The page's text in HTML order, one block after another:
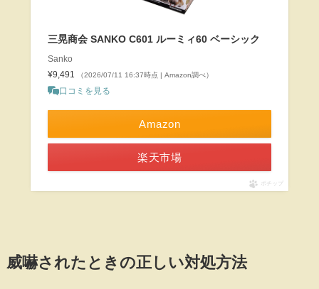
三晃商会 SANKO C601 ルーミィ60 ベーシック
Sanko
¥9,491
（2026/07/11 16:37時点 | Amazon調べ）
口コミを見る
Amazon
楽天市場
ポチップ
威嚇されたときの正しい対処方法